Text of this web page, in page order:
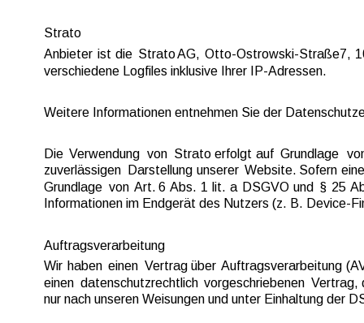
Strato
Anbieter ist die Strato AG, Otto-Ostrowski-Straße 7,
verschiedene Logfiles inklusive Ihrer IP-Adressen.
Weitere Informationen entnehmen Sie der
Die Verwendung von Strato erfolgt auf Grundlage
zuverlässigen
Darstellung unserer Website. Sofern
Grundlage von Art. 6 Abs. 1 lit. a DSGVO und § 25
Informationen im Endgerät des Nutzers (z. B. Device-
Auftragsverarbeitung
Wir haben einen Vertrag über Auftragsverarbeitung
einen datenschutzrechtlich vorgeschriebenen
nur nach unseren Weisungen und unter Einhaltung der